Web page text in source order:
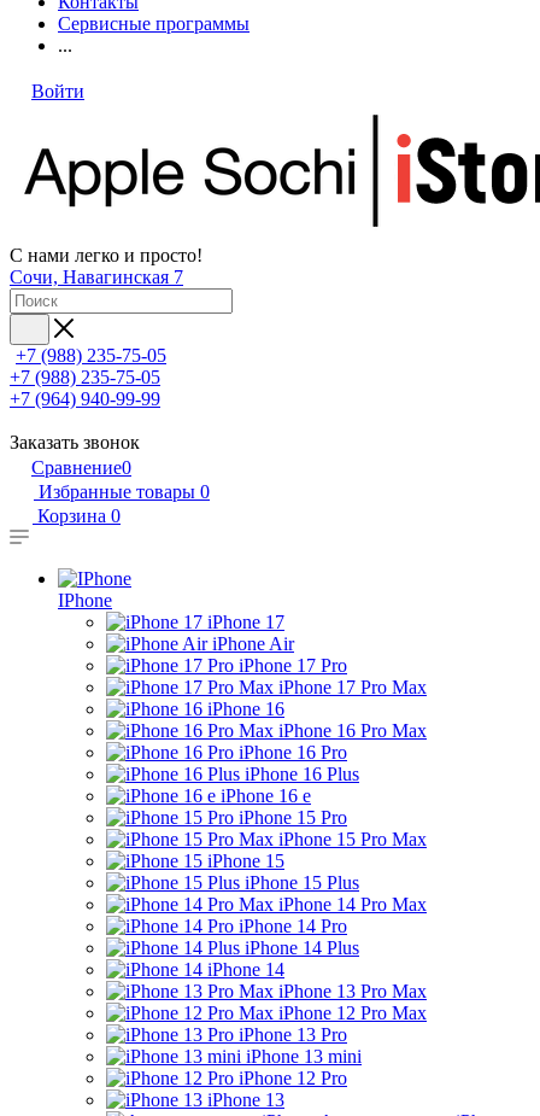
Сервисные программы
...
Войти
С нами легко и просто!
Сочи, Навагинская 7
+7 (988) 235-75-05
+7 (988) 235-75-05
+7 (964) 940-99-99
Заказать звонок
Сравнение0
Избранные товары 0
Корзина 0
IPhone
iPhone 17
iPhone Air
iPhone 17 Pro
iPhone 17 Pro Max
iPhone 16
iPhone 16 Pro Max
iPhone 16 Pro
iPhone 16 Plus
iPhone 16 e
iPhone 15 Pro
iPhone 15 Pro Max
iPhone 15
iPhone 15 Plus
iPhone 14 Pro Max
iPhone 14 Pro
iPhone 14 Plus
iPhone 14
iPhone 13 Pro Max
iPhone 12 Pro Max
iPhone 13 Pro
iPhone 13 mini
iPhone 12 Pro
iPhone 13